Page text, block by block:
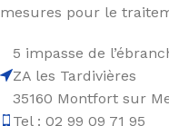
mesures pour le
5 impasse de
ZA les Tardivières
35160 Montfort sur
Tel : 02 99 09 71 95